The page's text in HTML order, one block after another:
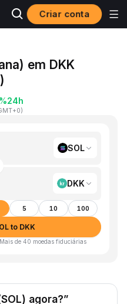
Criar conta
em DKK
24h
)
SOL
DKK
5 10 100
to DKK
de 40 moedas fiduciárias
agora?”